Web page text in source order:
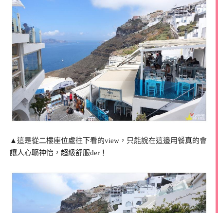
▲這是從二樓座位處往下看的view，只能說在這邊用餐真的會
讓人心曠神怡，超級舒服der！